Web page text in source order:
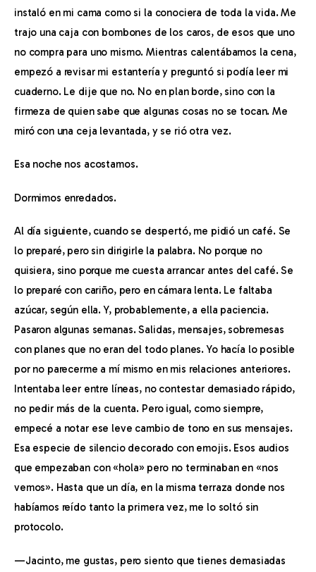
instaló en mi cama como si la conociera de toda la vida. Me
trajo una caja con bombones de los caros, de esos que uno
no compra para uno mismo. Mientras calentábamos la cena,
empezó a revisar mi estantería y preguntó si podía leer mi
cuaderno. Le dije que no. No en plan borde, sino con la
firmeza de quien sabe que algunas cosas no se tocan. Me
miró con una ceja levantada, y se rió otra vez.
Esa noche nos acostamos.
Dormimos enredados.
Al día siguiente, cuando se despertó, me pidió un café. Se
lo preparé, pero sin dirigirle la palabra. No porque no
quisiera, sino porque me cuesta arrancar antes del café. Se
lo preparé con cariño, pero en cámara lenta. Le faltaba
azúcar, según ella. Y, probablemente, a ella paciencia.
Pasaron algunas semanas. Salidas, mensajes, sobremesas
con planes que no eran del todo planes. Yo hacía lo posible
por no parecerme a mí mismo en mis relaciones anteriores.
Intentaba leer entre líneas, no contestar demasiado rápido,
no pedir más de la cuenta. Pero igual, como siempre,
empecé a notar ese leve cambio de tono en sus mensajes.
Esa especie de silencio decorado con emojis. Esos audios
que empezaban con «hola» pero no terminaban en «nos
vemos». Hasta que un día, en la misma terraza donde nos
habíamos reído tanto la primera vez, me lo soltó sin
protocolo.
—Jacinto, me gustas, pero siento que tienes demasiadas